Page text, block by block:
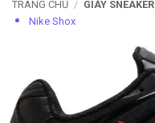
TRANG CHỦ / GIÀY SNEAKER
Nike Shox